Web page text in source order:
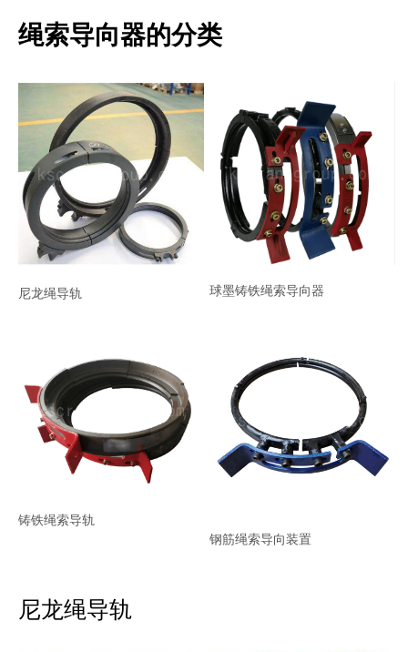
项目介绍
博客
应用
绳索导向器的分类
尼龙绳导轨 球墨铸铁绳索导向器
铸铁绳索导轨
钢筋绳索导向装置
尼龙绳导轨